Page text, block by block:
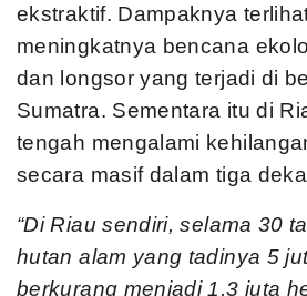
ekstraktif. Dampaknya
meningkatnya bencana
dan longsor yang terjadi di
Sumatra. Sementara itu di
tengah mengalami
secara masif dalam tiga
“Di Riau sendiri, selama 30
hutan alam yang tadinya 5
berkurang menjadi 1,3 juta